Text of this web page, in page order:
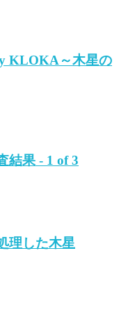
KLOKA～木星の
結果 - 1 of 3
理した木星